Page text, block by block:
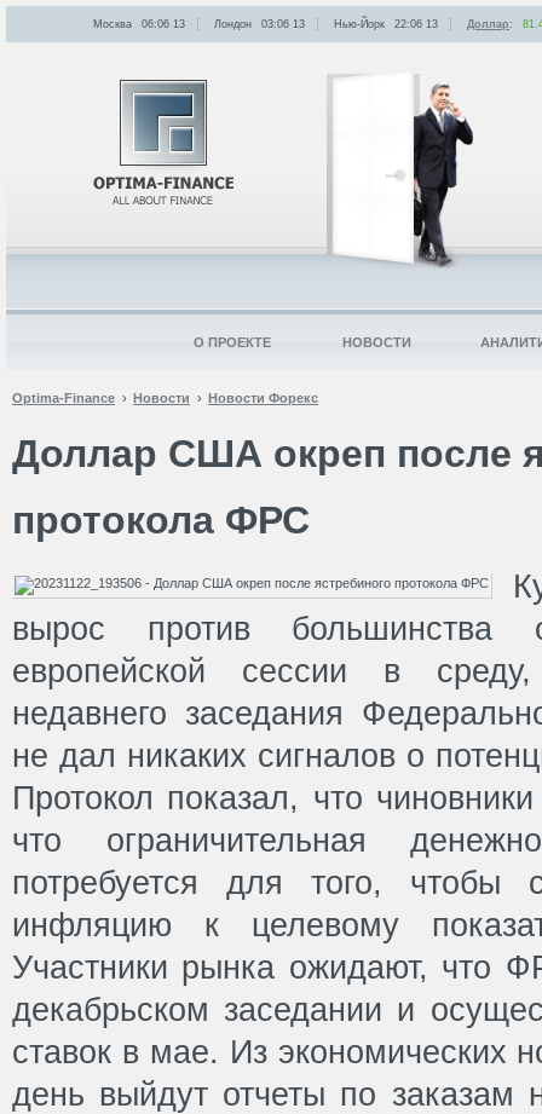
Optima-Finance Новости Новости Форекс
Доллар США окреп после
протокола ФРС
вырос против большинства
европейской сессии в среду,
недавнего заседания
не дал никаких сигналов о
Протокол показал, что
что ограничительная
потребуется для того, чтобы
инфляцию к целевому
Участники рынка ожидают, что
декабрьском заседании и
ставок в мае. Из экономических
день выйдут отчеты по заказам
Москва 06:06 13 Лондон 03:06 13 Нью-Йорк 22:06 13 Доллар:
О ПРОЕКТЕ НОВОСТИ